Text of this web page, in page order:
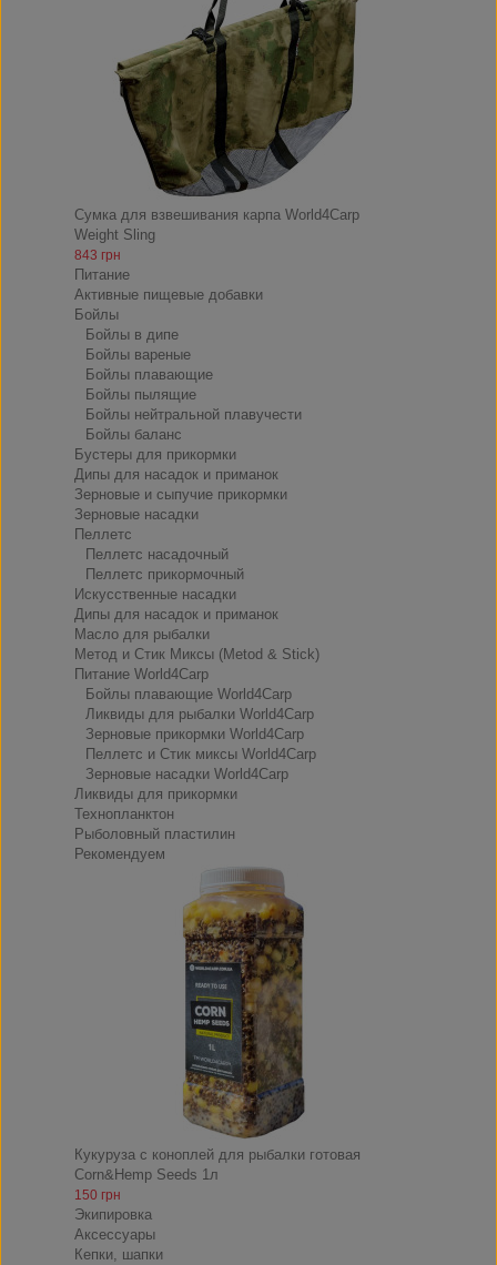
Сумка для взвешивания карпа World4Carp
Weight Sling
843 грн
Питание
Активные пищевые добавки
Бойлы
Бойлы в дипе
Бойлы вареные
Бойлы плавающие
Бойлы пылящие
Бойлы нейтральной плавучести
Бойлы баланс
Бустеры для прикормки
Дипы для насадок и приманок
Зерновые и сыпучие прикормки
Зерновые насадки
Пеллетс
Пеллетс насадочный
Пеллетс прикормочный
Искусственные насадки
Дипы для насадок и приманок
Масло для рыбалки
Метод и Стик Миксы (Metod & Stick)
Питание World4Carp
Бойлы плавающие World4Carp
Ликвиды для рыбалки World4Carp
Зерновые прикормки World4Carp
Пеллетс и Стик миксы World4Carp
Зерновые насадки World4Carp
Ликвиды для прикормки
Технопланктон
Рыболовный пластилин
Рекомендуем
Кукуруза с коноплей для рыбалки готовая
Corn&Hemp Seeds 1л
150 грн
Экипировка
Аксессуары
Кепки, шапки